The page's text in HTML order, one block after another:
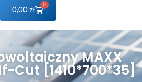
0,00zł
0
MAXX
Cut [1410*700*35]